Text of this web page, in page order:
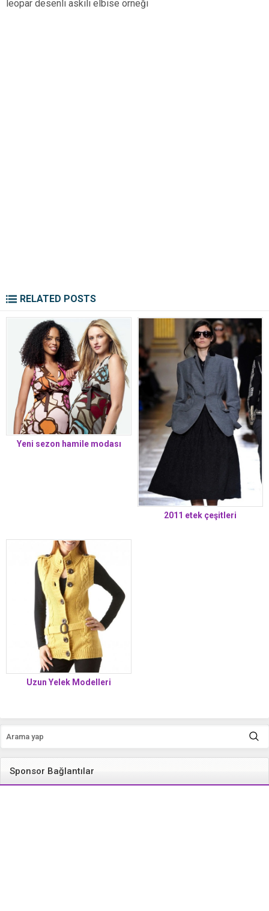
leopar desenli askılı elbise örneği
RELATED POSTS
Yeni sezon hamile modası
2011 etek çeşitleri
Uzun Yelek Modelleri
Sponsor Bağlantılar